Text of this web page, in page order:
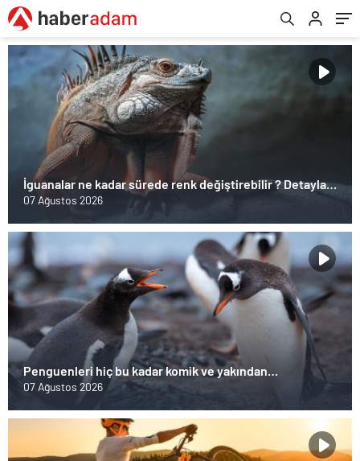
İguanalar ne kadar sürede renk değiştirebilir ? Detaylar
burada…
07 Ağustos 2026
Penguenleri hiç bu kadar komik ve yakından
görmemiştiniz
07 Ağustos 2026